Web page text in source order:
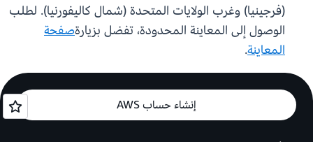
(فرجينيا) وغرب الولايات المتحدة (شمال كاليفورنيا). لطلب
الوصول إلى المعاينة المحدودة، تفضل بزيارةصفحة
المعاينة.
إنشاء حساب AWS